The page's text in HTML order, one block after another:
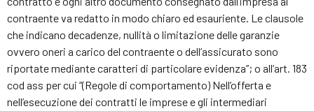
contraente va redatto in modo chiaro ed esauriente. Le clausole
che indicano decadenze, nullità o limitazione delle garanzie
ovvero oneri a carico del contraente o dell’assicurato sono
riportate mediante caratteri di particolare evidenza”; o all’art. 183
cod ass per cui “(Regole di comportamento) Nell’offerta e
nell’esecuzione dei contratti le imprese e gli intermediari